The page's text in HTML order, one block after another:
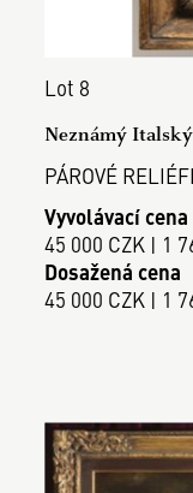
Lot 8
Neznámý
PÁROVÉ
Vyvolávací cena
45 000 CZK | 1
Dosažená cena
45 000 CZK | 1